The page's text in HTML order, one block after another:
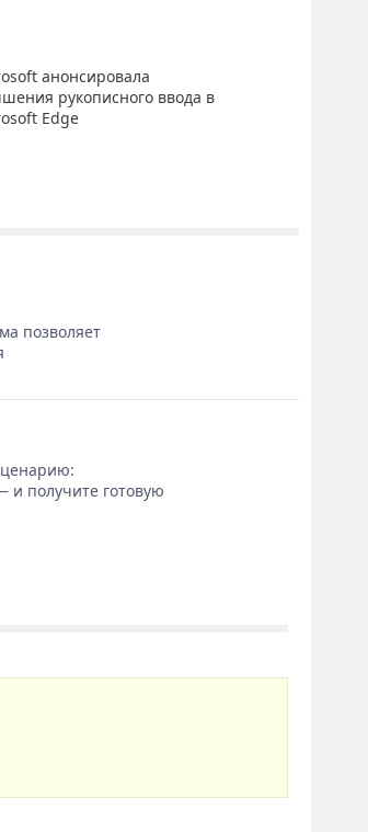
анонсировала
рукописного ввода в
Edge
позволяет
и получите готовую